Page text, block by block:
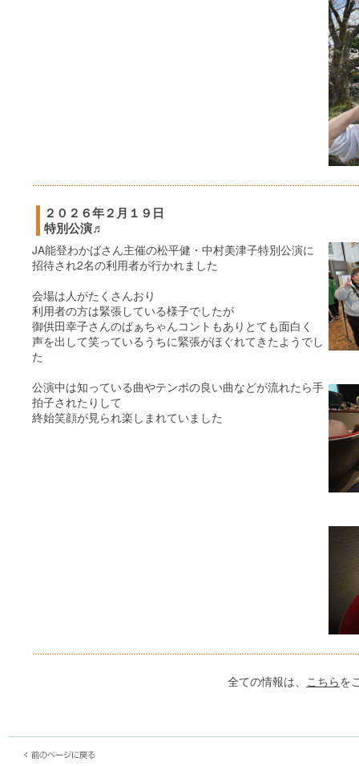
２０２６年２月１９日
特別公演♬
JA能登わかばさん主催の松平健・中村美津子特別公演に
招待され2名の利用者が行かれました
会場は人がたくさんおり
利用者の方は緊張している様子でしたが
御供田幸子さんのばぁちゃんコントもありとても面白く
声を出して笑っているうちに緊張がほぐれてきたようでし
た
公演中は知っている曲やテンポの良い曲などが流れたら手
拍子されたりして
終始笑顔が見られ楽しまれていました
全ての情報は、 こちらを